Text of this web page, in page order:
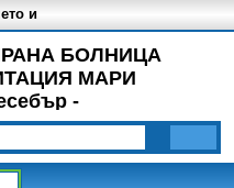
БОЛНИЦА
МАРИ
-
и